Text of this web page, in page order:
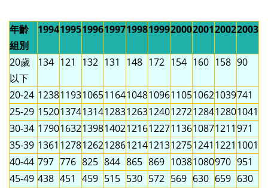
年齡
組別
1994199519961997199819992000200120022003
20歲
以下
134 121 132 131 148 172 154 160 158 90
20-24 123811931065116410481096110510621039741
25-29 1520137413141283126312401272128412801041
30-34 179016321398140212161227113610871211971
35-39 1361 1278126212861214121312751241 1221 1001
40-44 797 776 825 844 865 869 10381080970 951
45-49 438 451 459 515 530 572 569 630 659 630